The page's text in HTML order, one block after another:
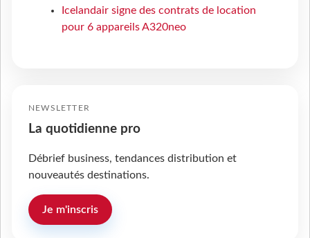
Icelandair signe des contrats de location
pour 6 appareils A320neo
NEWSLETTER
La quotidienne pro
Débrief business, tendances distribution et
nouveautés destinations.
Je m'inscris